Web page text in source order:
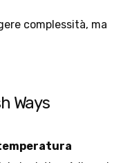
complessità, ma
Ways